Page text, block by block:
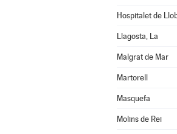
Hospitalet de
Llagosta, La
Malgrat de Mar
Martorell
Masquefa
Molins de Rei